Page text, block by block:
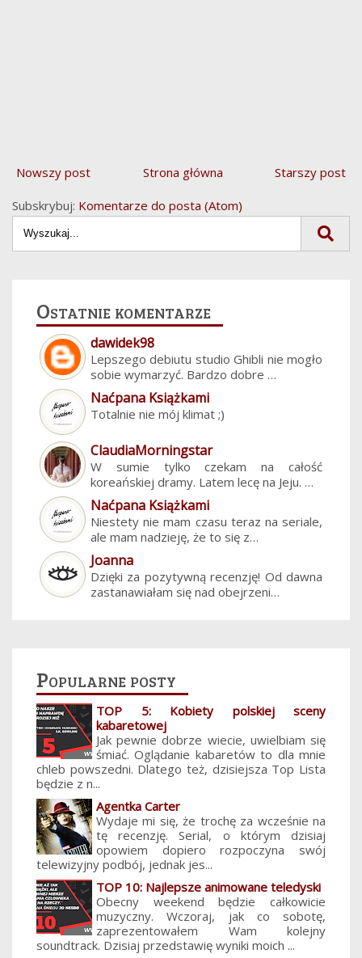
Nowszy post Starszy post
Strona główna
Subskrybuj: Komentarze do posta (Atom)
Ostatnie komentarze
dawidek98
Lepszego debiutu studio Ghibli nie mogło
sobie wymarzyć. Bardzo dobre …
Naćpana Książkami
Totalnie nie mój klimat ;)
ClaudiaMorningstar
W sumie tylko czekam na całość
koreańskiej dramy. Latem lecę na Jeju. …
Naćpana Książkami
Niestety nie mam czasu teraz na seriale,
ale mam nadzieję, że to się z…
Joanna
Dzięki za pozytywną recenzję! Od dawna
zastanawiałam się nad obejrzeni…
Popularne posty
TOP 5: Kobiety polskiej sceny
kabaretowej
Jak pewnie dobrze wiecie, uwielbiam się
śmiać. Oglądanie kabaretów to dla mnie
chleb powszedni. Dlatego też, dzisiejsza Top Lista
będzie z n...
Agentka Carter
Wydaje mi się, że trochę za wcześnie na
tę recenzję. Serial, o którym dzisiaj
opowiem dopiero rozpoczyna swój
telewizyjny podbój, jednak jes...
TOP 10: Najlepsze animowane teledyski
Obecny weekend będzie całkowicie
muzyczny. Wczoraj, jak co sobotę,
zaprezentowałem Wam kolejny
soundtrack. Dzisiaj przedstawię wyniki moich ...